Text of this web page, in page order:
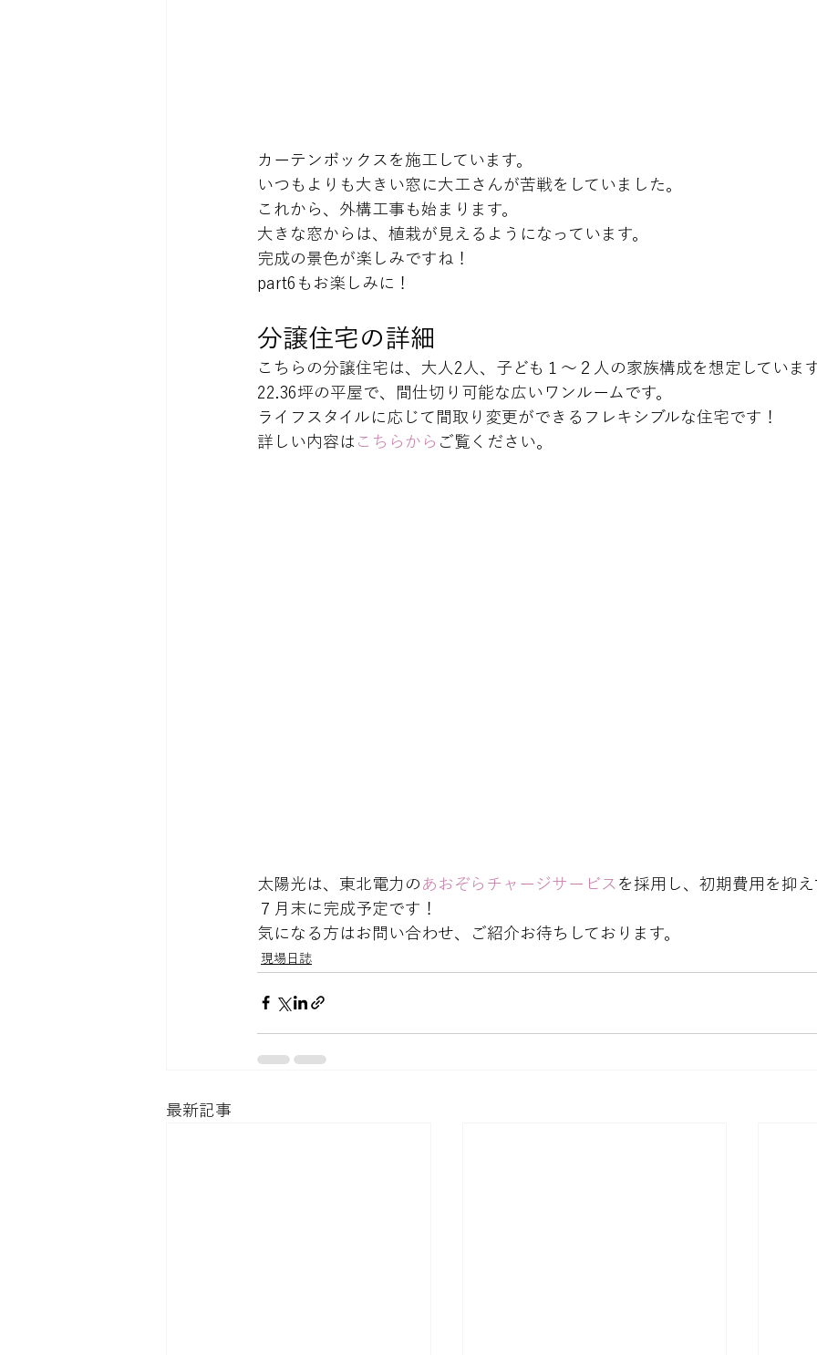
カーテンボックスを施工しています。
いつもよりも大きい窓に大工さんが苦戦をしていました。
これから、外構工事も始まります。
大きな窓からは、植栽が見えるようになっています。
完成の景色が楽しみですね！
part6もお楽しみに！
分譲住宅の詳細
こちらの分譲住宅は、大人2人、子ども１～２人の家族構成を想定していま
22.36坪の平屋で、間仕切り可能な広いワンルームです。
ライフスタイルに応じて間取り変更ができるフレキシブルな住宅です！
詳しい内容は こちらから ご覧ください。
太陽光は、東北電力の あおぞらチャージサービス を採用し、初期費用を抑
７月末に完成予定です！
気になる方はお問い合わせ、ご紹介お待ちしております。
現場日誌
最新記事